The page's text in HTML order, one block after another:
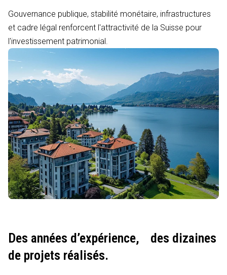
Gouvernance publique, stabilité monétaire, infrastructures
et cadre légal renforcent l'attractivité de la Suisse pour
l'investissement patrimonial.
Des années d’expérience,
des dizaines
de projets réalisés.